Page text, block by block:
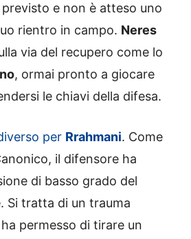
e non è atteso uno
rientro in campo. Neres
via del recupero come lo
, ormai pronto a giocare
le chiavi della difesa.
per Rrahmani. Come
il difensore ha
di basso grado del
Si tratta di un trauma
permesso di tirare un